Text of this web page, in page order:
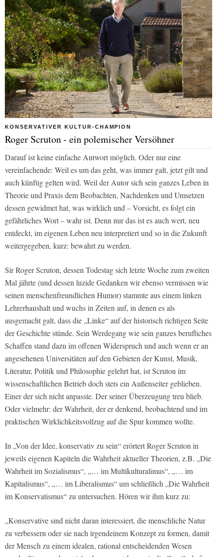
KONSERVATIVER KULTUR-CHAMPION
Roger Scruton - ein polemischer Versöhner
Darauf ist keine einfache Antwort möglich. Oder nur eine
vereinfachende: Weil es um das geht, was immer galt, jetzt gilt und
auch künftig gelten wird. Weil der Autor sich sein ganzes Leben in
Theorie und Praxis dem Beobachten, Nachdenken und Umsetzen
dessen gewidmet hat, was wirklich und – Vorsicht, es folgt ein
gefährliches Wort – wahr ist. Denn nur das ist es auch wert, neu
entdeckt, im eigenen Leben neu interpretiert und so in die Zukunft
weitergegeben, kurz: bewahrt zu werden.
Sir Roger Scruton, dessen Todestag sich letzte Woche zum zweiten
Mal jährte (und dessen luzide Gedanken wir ebenso vermissen wie
seinen menschenfreundlichen Humor) stammte aus einem linken
Lehrerhaushalt und wuchs in Zeiten auf, in denen es als
ausgemacht galt, dass die „Linke“ auf der historisch richtigen Seite
der Geschichte stünde. Sein Werdegang wie sein ganzes berufliches
Schaffen stand dazu im offenen Widerspruch und auch wenn er an
angesehenen Universitäten auf den Gebieten der Kunst, Musik,
Literatur, Politik und Philosophie gelehrt hat, ist Scruton im
wissenschaftlichen Betrieb doch stets ein Außenseiter geblieben.
Einer der sich nicht anpasste. Der seiner Überzeugung treu blieb.
Oder vielmehr: der Wahrheit, der er denkend, beobachtend und im
praktischen Wirklichkeitsvollzug auf die Spur kommen wollte.
In „Von der Idee, konservativ zu sein“ erörtert Roger Scruton in
jeweils eigenen Kapiteln die Wahrheit aktueller Theorien, z.B. „Die
Wahrheit im Sozialismus“, „… im Multikulturalimus“, „… im
Kapitalismus“, „… im Liberalismus“ um schließlich „Die Wahrheit
im Konservatismus“ zu untersuchen. Hören wir ihm kurz zu:
„Konservative sind nicht daran interessiert, die menschliche Natur
zu verbessern oder sie nach irgendeinem Konzept zu formen, damit
der Mensch zu einem idealen, rational entscheidenden Wesen